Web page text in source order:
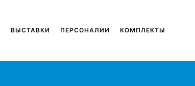
ВЫСТАВКИ ПЕРСОНАЛИИ КОМПЛЕКТЫ